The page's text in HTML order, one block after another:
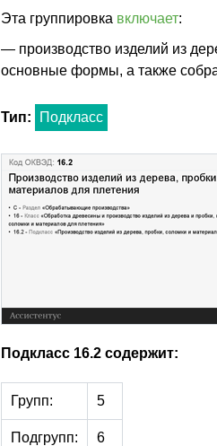
Эта группировка включает:
— производство изделий из
основные формы, а также
Тип: Подкласс
Подкласс 16.2 содержит:
Групп: 5
Подгрупп: 6